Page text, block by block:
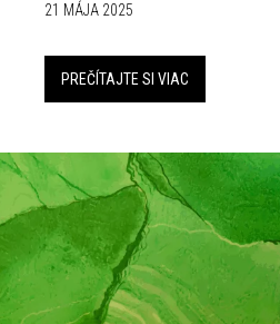
21 MÁJA 2025
PREČÍTAJTE SI VIAC